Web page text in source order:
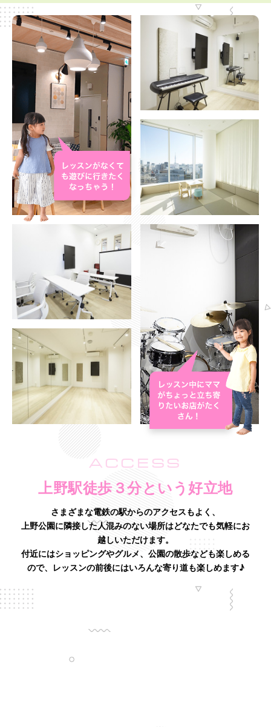
ACCESS
上野駅徒歩３分という好立地
さまざまな電鉄の駅からのアクセスもよく、
上野公園に隣接した人混みのない場所はどなたでも気軽にお
越しいただけます。
付近にはショッピングやグルメ、公園の散歩なども楽しめる
ので、レッスンの前後にはいろんな寄り道も楽しめます♪